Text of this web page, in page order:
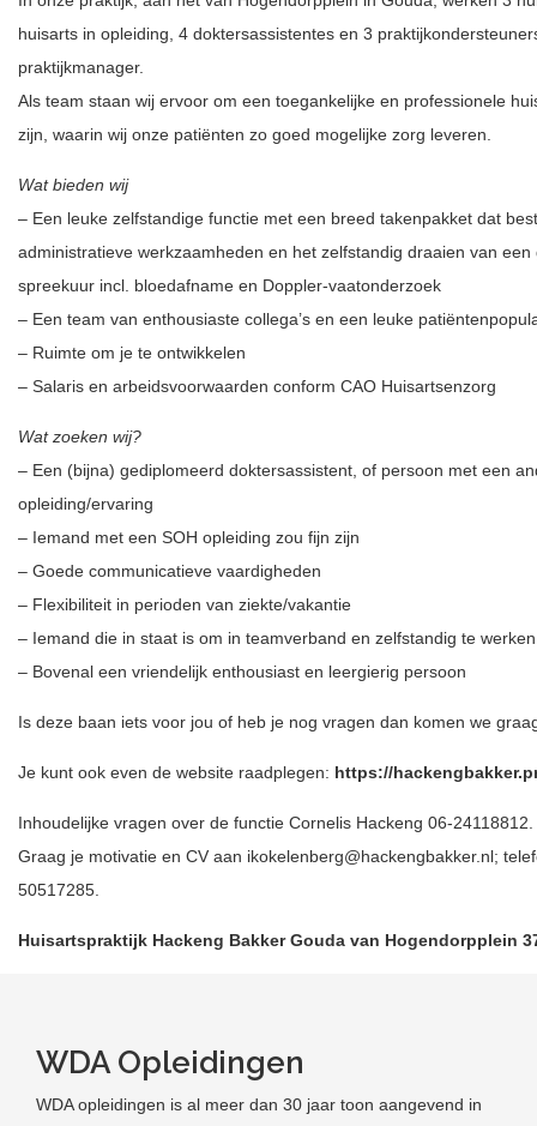
huisarts in opleiding, 4 doktersassistentes en 3
praktijkmanager.
Als team staan wij ervoor om een toegankelijke en professionele
zijn, waarin wij onze patiënten zo goed mogelijke zorg leveren.
Wat bieden wij
– Een leuke zelfstandige functie met een breed takenpakket dat
administratieve werkzaamheden en het zelfstandig draaien van
spreekuur incl. bloedafname en Doppler-vaatonderzoek
– Een team van enthousiaste collega’s en een leuke
– Ruimte om je te ontwikkelen
– Salaris en arbeidsvoorwaarden conform CAO Huisartsenzorg
Wat zoeken wij?
– Een (bijna) gediplomeerd doktersassistent, of persoon met een
opleiding/ervaring
– Iemand met een SOH opleiding zou fijn zijn
– Goede communicatieve vaardigheden
– Flexibiliteit in perioden van ziekte/vakantie
– Iemand die in staat is om in teamverband en zelfstandig te
– Bovenal een vriendelijk enthousiast en leergierig persoon
Is deze baan iets voor jou of heb je nog vragen dan komen we
Je kunt ook even de website raadplegen: https://
Inhoudelijke vragen over de functie Cornelis Hackeng 06-
Graag je motivatie en CV aan ikokelenberg@hackengbakker.nl;
50517285.
Huisartspraktijk Hackeng Bakker Gouda van Hogendorpplein
WDA Opleidingen
WDA opleidingen is al meer dan 30 jaar toon aangevend in